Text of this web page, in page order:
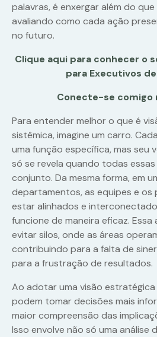
palavras, é enxergar além do
avaliando como cada ação
no futuro.
Clique aqui para conhecer o
para Executivos
Conecte-se comigo
Para entender melhor o que é
sistêmica, imagine um carro.
uma função específica, mas seu
só se revela quando todas
conjunto. Da mesma forma, em
departamentos, as equipes e os
estar alinhados e
funcione de maneira eficaz. Essa
evitar silos, onde as áreas
contribuindo para a falta de
para a frustração de resultados.
Ao adotar uma visão estratégica
podem tomar decisões mais
maior compreensão das
Isso envolve não só uma análise